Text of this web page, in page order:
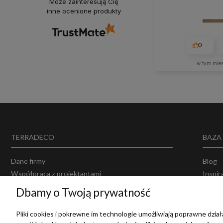
inne ocenione produkty
0
w tym
TERRADECO
Dane firmy
Współpraca z projektantami
Projektowanie wnętrz
Producenci
BAZA
Blog
Dbamy o Twoją prywatność
Pliki cookies i pokrewne im technologie umożliwiają poprawne